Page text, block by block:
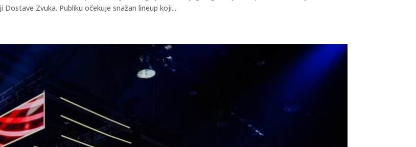
Zvuka. Publiku očekuje snažan lineup koji...